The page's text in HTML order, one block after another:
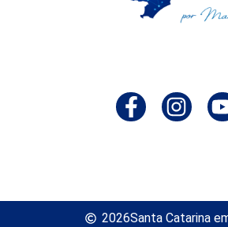
2026Santa Catarina